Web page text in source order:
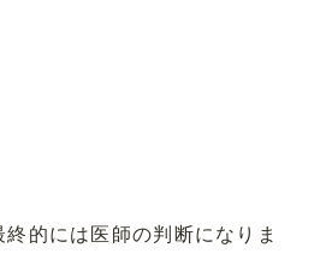
的には医師の判断になりま